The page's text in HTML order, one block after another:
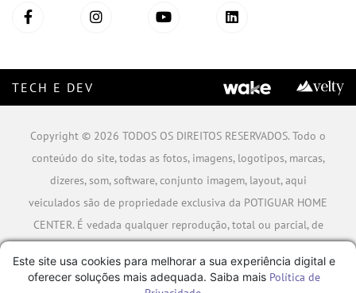
TECH E DEV
Copyright © 2026 TODOS OS DIREITOS RESERVADOS. Todo o
conteúdo do site, todas as fotos, imagens, logotipos, marcas,
dizeres, som, software, conjunto imagem, layout, aqui
veiculados são de propriedade exclusiva da POTIGUAR HOME
CENTER. É vedada qualquer reprodução, total ou parcial, de
A violação de qualquer direito mencionado implicará na
Este site usa cookies para melhorar a sua experiência digital e
oferecer soluções mais adequada. Saiba mais Política de